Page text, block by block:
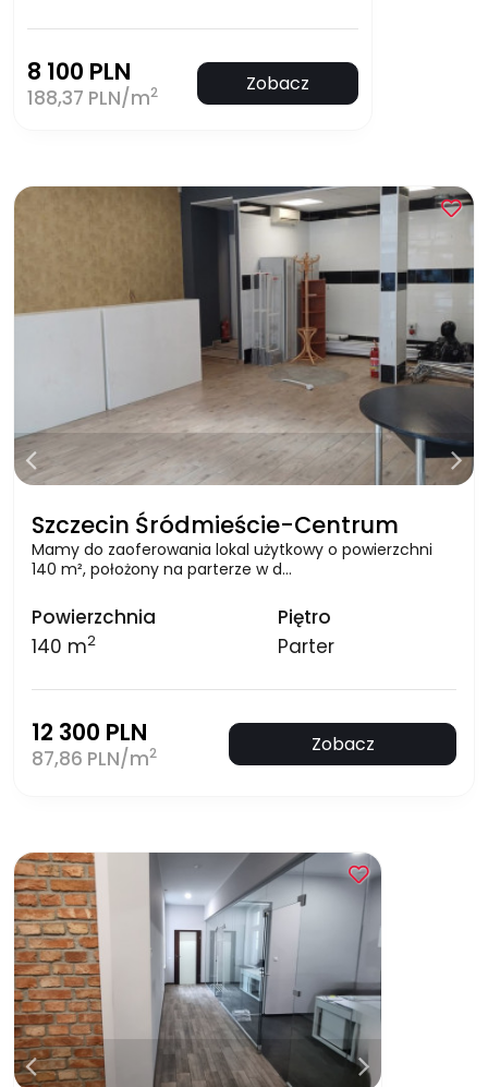
8 100 PLN
188,37 PLN/m2 Zobacz
Szczecin Śródmieście-Centrum
Mamy do zaoferowania lokal użytkowy o powierzchni
140 m², położony na parterze w d…
Powierzchnia
140 m2
Piętro
Parter
12 300 PLN
87,86 PLN/m2 Zobacz